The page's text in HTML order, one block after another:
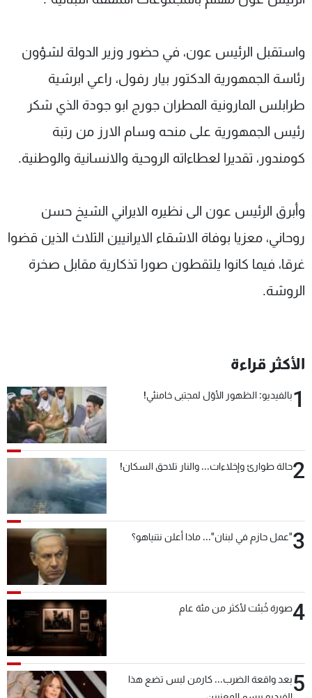
واستقبل الرئيس عون، في حضور وزير الدولة لشؤون
رئاسة الجمهورية الدكتور بيار رفول، راعي ابرشية
طرابلس المارونية المطران جورج ابو جودة الذي شكر
رئيس الجمهورية على منحه وسام الارز من رتبة
كومندور، تقديرا لعطاءاته الروحية والانسانية والوطنية.
وأبرق الرئيس عون الى نظيره الايراني الشيخ حسن
روحاني، معزيا بوفاة الاشقاء الايرانيين الثلاث الذين قضوا
غرقا، فيما كانوا يلتقطون صورا تذكارية مقابل صخرة
الروشة.
الأكثر قراءة
1بالفيديو: الظهور الأوّل لمجتبى خامنئي!
2حالة طوارئ وإخلاءات... والنار تلاحق السكان!
3"عمل حازم في لبنان"... ماذا أعلن نتنياهو؟
4صورة خُبئت لأكثر من مئة عام
5بعد واقعة الضرب... كارمن لبس تضع هذا